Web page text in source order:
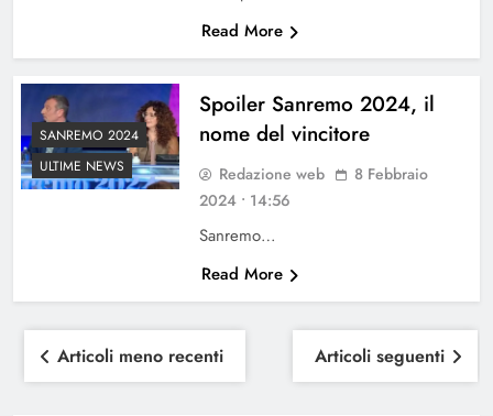
Read More
SANREMO 2024
ULTIME NEWS
Spoiler Sanremo 2024, il
nome del vincitore
Redazione web
8 Febbraio
2024 • 14:56
Sanremo…
Read More
Navigazione
articoli
Articoli meno recenti Articoli seguenti